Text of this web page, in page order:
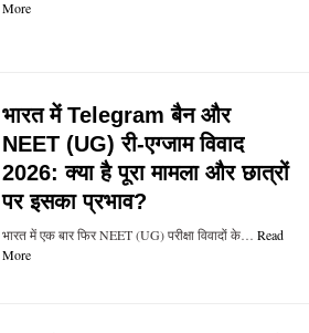
More
भारत में Telegram बैन और
NEET (UG) री-एग्जाम विवाद
2026: क्या है पूरा मामला और छात्रों
पर इसका प्रभाव?
भारत में एक बार फिर NEET (UG) परीक्षा विवादों के… Read
More